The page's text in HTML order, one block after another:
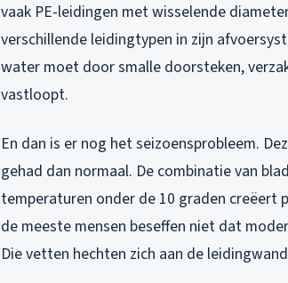
vaak PE-leidingen met wisselende
verschillende leidingtypen in zijn
water moet door smalle doorsteken,
vastloopt.
En dan is er nog het seizoensprobleem.
gehad dan normaal. De combinatie van
temperaturen onder de 10 graden creëert
de meeste mensen beseffen niet dat
Die vetten hechten zich aan de